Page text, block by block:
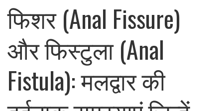
फिशर (Anal Fissure)
और फिस्टुला (Anal
Fistula): मलद्वार की